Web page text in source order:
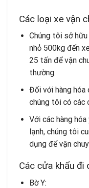
Các loại xe vận
Chúng tôi sở
nhỏ 500kg đến
25 tấn để vận
thường.
Đối với hàng hóa
chúng tôi có các
Với các hàng
lạnh, chúng tôi
dụng để vận
Các cửa khẩu đi
Bờ Y: